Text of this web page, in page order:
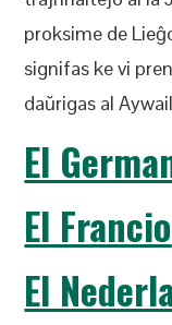
proksime de
signifas ke vi
daŭrigas al
El
El Francio
El